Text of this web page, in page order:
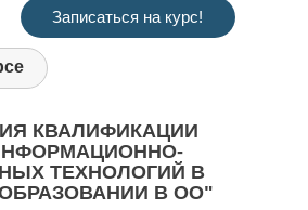
Записаться на курс!
КВАЛИФИКАЦИИ
ТЕХНОЛОГИЙ В
В ОО"